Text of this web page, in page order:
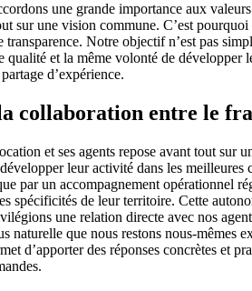
une grande importance aux
sur une vision commune. C’est
transparence. Notre objectif n’est pas
qualité et la même volonté de
d’expérience.
collaboration entre le
et ses agents repose avant tout sur
leur activité dans les
par un accompagnement opérationnel
spécificités de leur territoire. Cette
une relation directe avec nos
naturelle que nous restons nous-mêmes
d’apporter des réponses concrètes et